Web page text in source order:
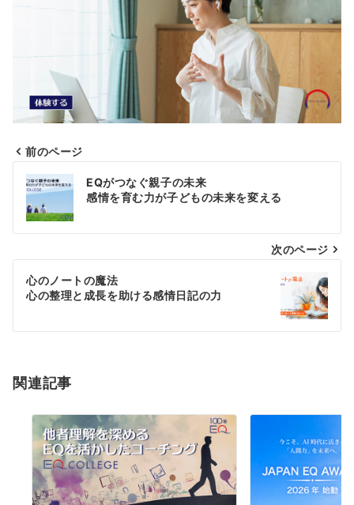
投
稿
ナ
ビ
ゲ
ー
ョ
前のページ
EQがつなぐ親子の未来
感情を育む力が子どもの未来を変える
次のページ
心のノートの魔法
心の整理と成長を助ける感情日記の力
関連記事